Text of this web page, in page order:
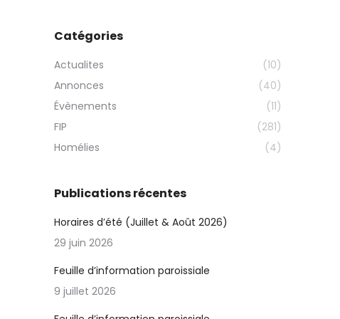
Catégories
Actualites
(10)
Annonces
(40)
Évènements
(11)
FIP
(281)
Homélies
(4)
Publications récentes
Horaires d’été (Juillet & Août 2026)
29 juin 2026
Feuille d’information paroissiale
9 juillet 2026